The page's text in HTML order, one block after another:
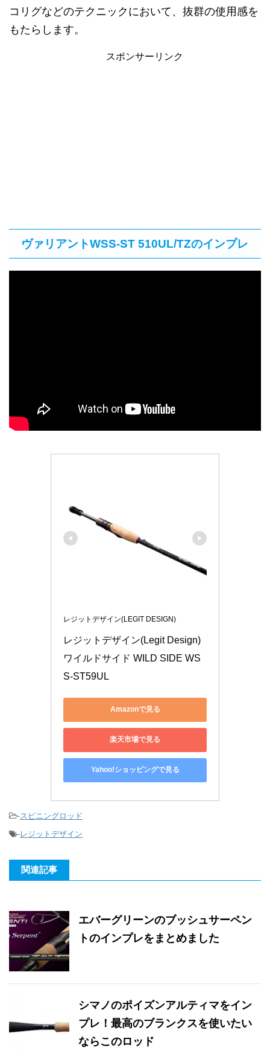
コリグなどのテクニックにおいて、抜群の使用感を
もたらします。
スポンサーリンク
ヴァリアントWSS-ST 510UL/TZのインプレ
レジットデザイン(LEGIT DESIGN)
レジットデザイン(Legit Design)
ワイルドサイド WILD SIDE WS
S-ST59UL
Amazonで見る
楽天市場で見る
Yahoo!ショッピングで見る
-スピニングロッド
-レジットデザイン
関連記事
エバーグリーンのブッシュサーペン
トのインプレをまとめました
シマノのポイズンアルティマをイン
プレ！最高のブランクスを使いたい
ならこのロッド